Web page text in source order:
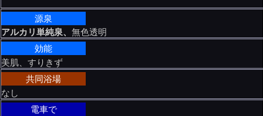
源泉
アルカリ単純泉、無色透明
効能
美肌、すりきず
共同浴場
なし
電車で